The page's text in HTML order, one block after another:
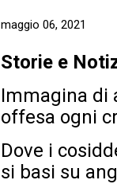
maggio 06, 2021
Storie e
Immagina di
offesa ogni
Dove i
si basi su